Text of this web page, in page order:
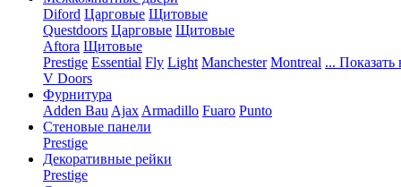
Diford Царговые Щитовые
Questdoors Царговые Щитовые
Aftora Щитовые
Prestige Essential Fly Light Manchester Montreal ... Показать
V Doors
Фурнитура
Adden Bau Ajax Armadillo Fuaro Punto
Стеновые панели
Prestige
Декоративные рейки
Prestige